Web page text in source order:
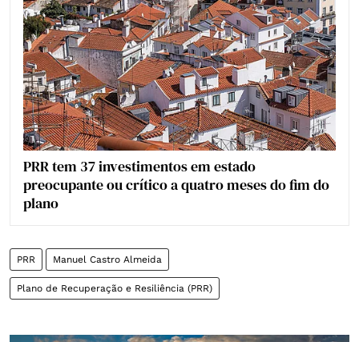
PRR tem 37 investimentos em estado
preocupante ou crítico a quatro meses do fim do
plano
PRR Manuel Castro Almeida
Plano de Recuperação e Resiliência (PRR)